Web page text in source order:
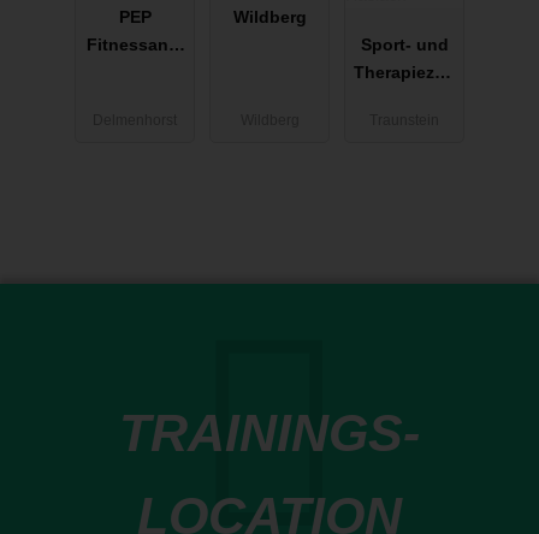
PEP
Fitnessanla
Wildberg
Sport- und
Therapiezen
TRAININGS-
LOCATION